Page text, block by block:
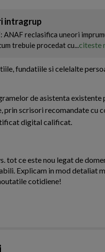
intragrup
ANAF reclasifica uneori
trebuie procedat cu...citeste
fundatiile si celelalte
de asistenta existente
scrisori recomandate cu
digital calificat.
tot ce este nou legat de
Explicam in mod detaliat
cotidiene!